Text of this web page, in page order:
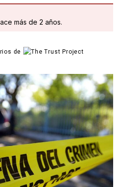
más de 2 años.
de